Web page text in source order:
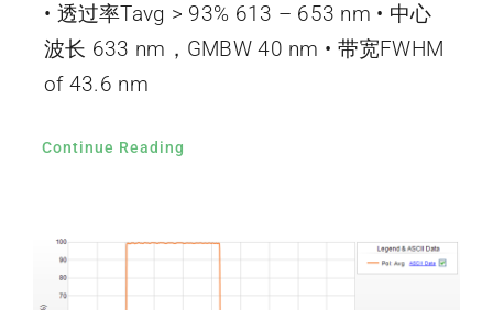
• 透过率Tavg > 93% 613 – 653 nm • 中心
波长 633 nm，GMBW 40 nm • 带宽FWHM
of 43.6 nm
Continue Reading